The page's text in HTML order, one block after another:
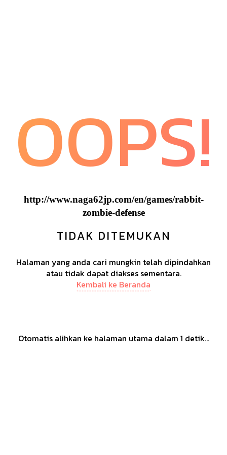
OOPS!
http://www.naga62jp.com/en/games/rabbit-
zombie-defense
TIDAK DITEMUKAN
Halaman yang anda cari mungkin telah dipindahkan
atau tidak dapat diakses sementara.
Kembali ke Beranda
Otomatis alihkan ke halaman utama dalam 1 detik...